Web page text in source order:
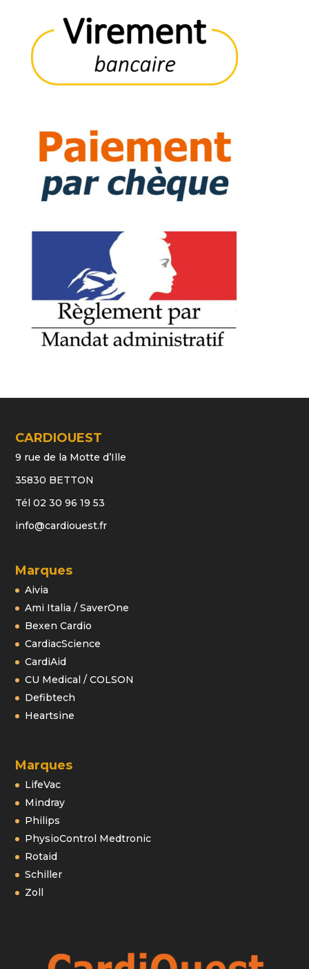
CARDIOUEST
9 rue de la Motte d’Ille
35830 BETTON
Tél 02 30 96 19 53
info@cardiouest.fr
Marques
Aivia
Ami Italia / SaverOne
Bexen Cardio
CardiacScience
CardiAid
CU Medical / COLSON
Defibtech
Heartsine
Marques
LifeVac
Mindray
Philips
PhysioControl Medtronic
Rotaid
Schiller
Zoll